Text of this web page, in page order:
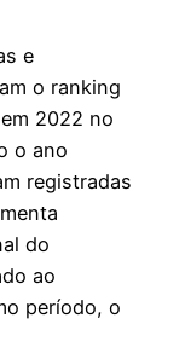
e
o ranking
2022 no
o ano
registradas
do
ao
período, o